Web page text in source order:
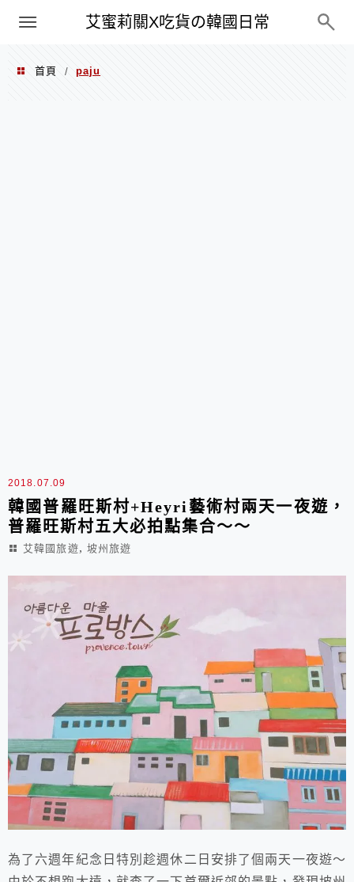
艾蜜莉關X吃貨の韓國日常
PXN
首頁 / paju
2018.07.09
韓國普羅旺斯村+Heyri藝術村兩天一夜遊，
普羅旺斯村五大必拍點集合～～
艾韓國旅遊, 坡州旅遊
為了六週年紀念日特別趁週休二日安排了個兩天一夜遊～